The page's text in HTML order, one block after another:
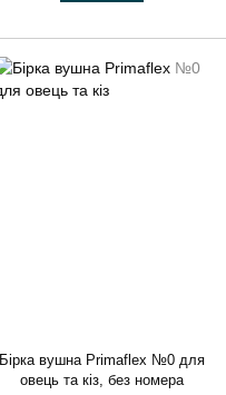
Бірка вушна Primaflex №0 для
овець та кіз, без номера